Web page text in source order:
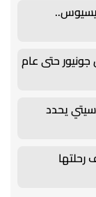
حتى عام
يحدد
رحلتها